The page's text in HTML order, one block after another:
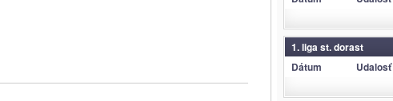
1. liga st. dorast
Dátum
Udalosť